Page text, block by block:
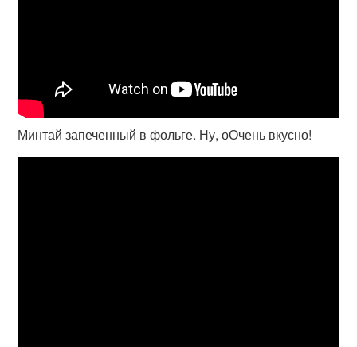
Минтай запеченный в фольге. Ну, оОчень вкусно!